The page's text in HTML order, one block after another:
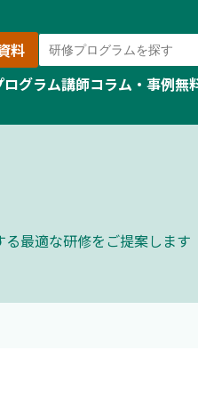
料
グラム講師コラム・事例無
最適な研修をご提案します